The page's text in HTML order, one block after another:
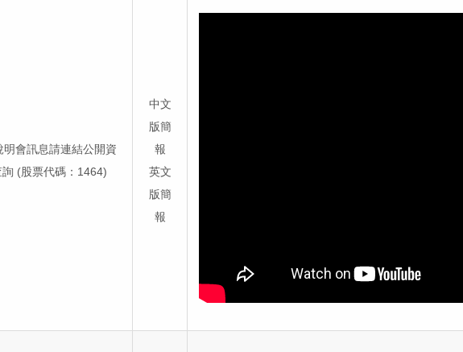
明會訊息請連結公開資
(股票代碼：1464)
中文
版簡
報
英文
版簡
報